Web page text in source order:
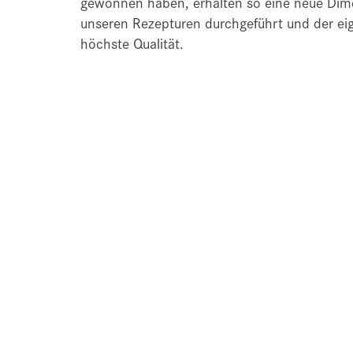
unseren Rezepturen durchgeführt und der
höchste Qualität.